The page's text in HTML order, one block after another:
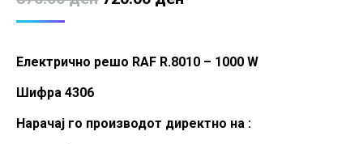
870.00 ден.720.00 ден.
Електрично решо RAF R.8010 – 1000 W
Шифра 4306
Нарачај го производот директно на :